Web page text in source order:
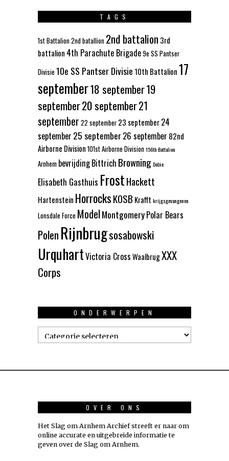
TAGS
1st Battalion2nd batallion 2nd battalion 3rd
battalion 4th Parachute Brigade9e SS Pantser
Divisie 10e SS Pantser Divisie 10th Battalion17
september18 september19
september20 september21
september 22 september 23 september24
september 25 september26 september 82nd
Airborne Division 101st Airborne Division156th Battalion
Arnhem bevrijdingBittrich BrowningDobie
Elisabeth Gasthuis FrostHackett
Hartenstein HorrocksKOSB Krafft krijgsgevangenen
Lonsdale Force ModelMontgomeryPolar Bears
PolenRijnbrugsosabowski
UrquhartVictoria CrossWaalbrugXXX
Corps
ONDERWERPEN
Onderwerpen
OVER ONS
Het Slag om Arnhem Archief streeft er naar om
online accurate en uitgebreide informatie te
geven over de Slag om Arnhem.